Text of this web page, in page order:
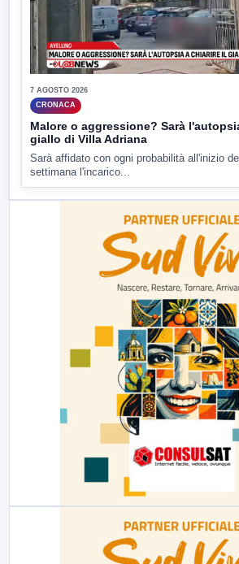
7 AGOSTO 2026
CRONACA
Malore o aggressione? Sarà
giallo di Villa Adriana
Sarà affidato con ogni probabilità all'inizio
settimana l'incarico...